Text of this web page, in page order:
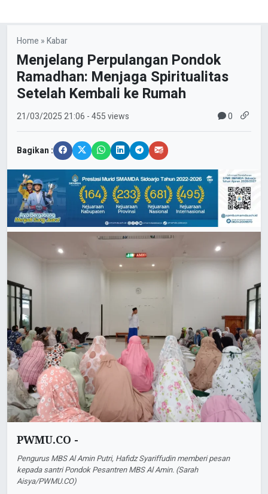
Home »Kabar
Menjelang Perpulangan Pondok
Ramadhan: Menjaga Spiritualitas
Setelah Kembali ke Rumah
21/03/202521:06 - 455 views 0
Bagikan :
PWMU.CO -
Pengurus MBS Al Amin Putri, Hafidz Syariffudin memberi pesan
kepada santri Pondok Pesantren MBS Al Amin. (Sarah
Aisya/PWMU.CO)